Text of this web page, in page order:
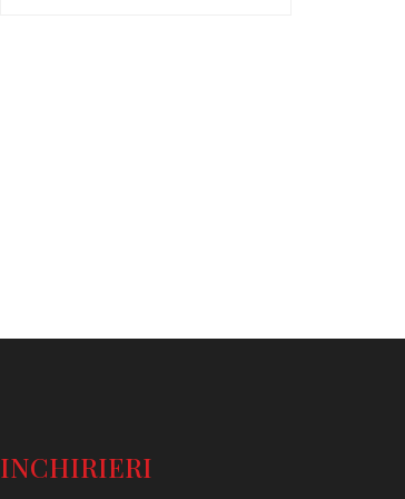
INCHIRIERI